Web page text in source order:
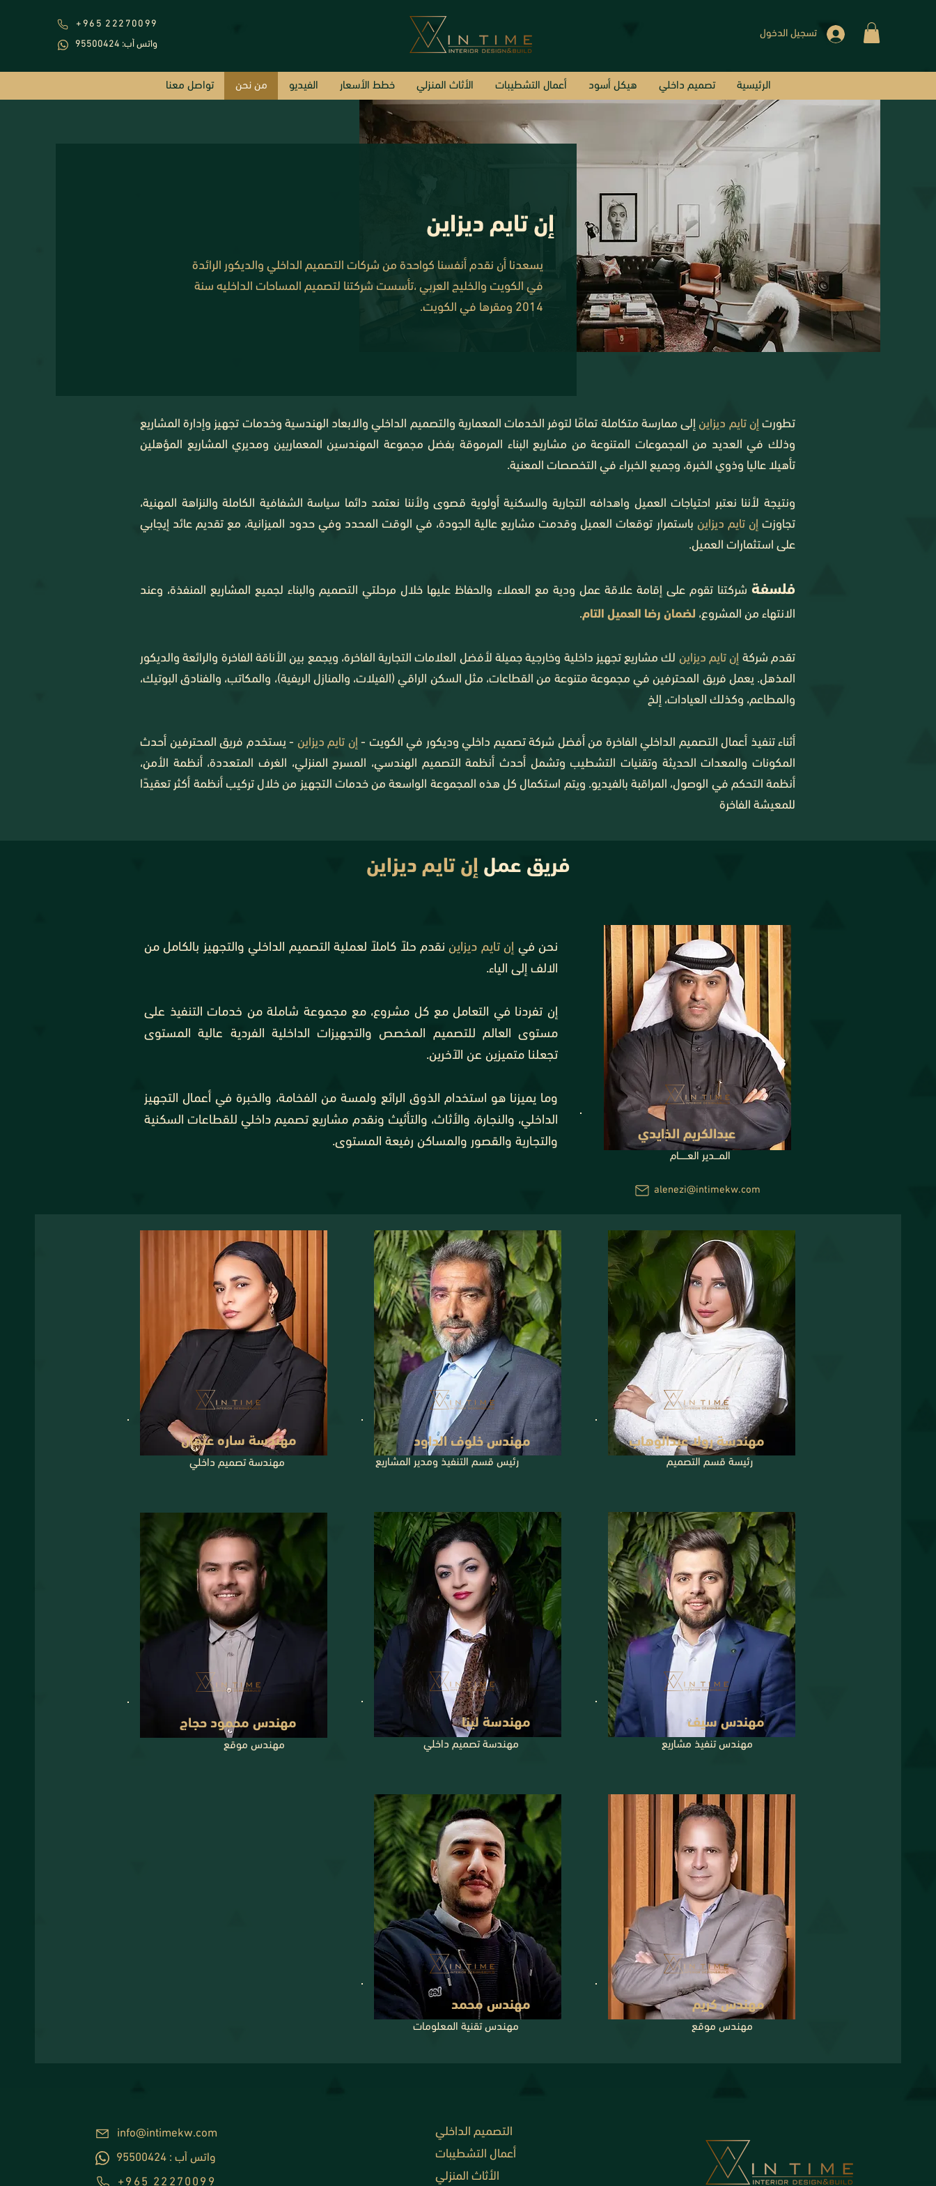
+965 22270099
95500424 :واتس أب
تسجيل الدخول
الرئيسية تصميم داخلي هيكل أسود أعمال التشطيبات الأثاث المنزلي خطط الأسعار الفيديو من نحن تواصل معنا
إن تايم ديزاين
يسعدنا أن نقدم أنفسنا كواحدة من شركات التصميم الداخلي والديكور الرائدة
في الكويت والخليج العربي ،تأسست شركتنا لتصميم المساحات الداخليه سنة
2014 ومقرها في الكويت.
تطورت إن تايم ديزاينإلى ممارسة متكاملة تمامًا لتوفر الخدمات المعمارية والتصميم الداخلي والابعاد الهندسية وخدمات تجهيز وإدارة المشاريع
وذلك في العديد من المجموعات المتنوعة من مشاريع البناء المرموقة بفضل مجموعة المهندسين المعماريين ومديري المشاريع المؤهلين
تأهيلا عاليا وذوي الخبرة، وجميع الخبراء في التخصصات المعنية.
ونتيجة لأننا نعتبر احتياجات العميل واهدافه التجارية والسكنية أولوية قصوى ولأننا نعتمد دائما سياسة الشفافية الكاملة والنزاهة المهنية،
تجاوزت إن تايم ديزاين باستمرار توقعات العميل وقدمت مشاريع عالية الجودة، في الوقت المحدد وفي حدود الميزانية، مع تقديم عائد إيجابي
على استثمارات العميل.
فلسفة شركتنا تقوم على إقامة علاقة عمل ودية مع العملاء والحفاظ عليها خلال مرحلتي التصميم والبناء لجميع المشاريع المنفذة، وعند
الانتهاء من المشروع، لضمان رضا العميل التام.
تقدم شركة إن تايم ديزاين لك مشاريع تجهيز داخلية وخارجية جميلة لأفضل العلامات التجارية الفاخرة، ويجمع بين الأناقة الفاخرة والرائعة والديكور
المذهل. يعمل فريق المحترفين في مجموعة متنوعة من القطاعات، مثل السكن الراقي (الفيلات، والمنازل الريفية)، والمكاتب، والفنادق البوتيك،
والمطاعم، وكذلك العيادات، إلخ
أثناء تنفيذ أعمال التصميم الداخلي الفاخرة من أفضل شركة تصميم داخلي وديكور في الكويت - إن تايم ديزاين - يستخدم فريق المحترفين أحدث
المكونات والمعدات الحديثة وتقنيات التشطيب وتشمل أحدث أنظمة التصميم الهندسي، المسرح المنزلي، الغرف المتعددة، أنظمة الأمن،
أنظمة التحكم في الوصول، المراقبة بالفيديو. ويتم استكمال كل هذه المجموعة الواسعة من خدمات التجهيز من خلال تركيب أنظمة أكثر تعقيدًا
للمعيشة الفاخرة
فريق عمل إن تايم ديزاين
نحن في إن تايم ديزايننقدم حلاً كاملاً لعملية التصميم الداخلي والتجهيز بالكامل من
الالف إلى الياء.
إن تفردنا في التعامل مع كل مشروع، مع مجموعة شاملة من خدمات التنفيذ على
مستوى العالم للتصميم المخصص والتجهيزات الداخلية الفردية عالية المستوى
تجعلنا متميزين عن الآخرين.
وما يميزنا هو استخدام الذوق الرائع ولمسة من الفخامة، والخبرة في أعمال التجهيز
الداخلي، والنجارة، والأثاث، والتأثيث ونقدم مشاريع تصميم داخلي للقطاعات السكنية
والتجارية والقصور والمساكن رفيعة المستوى.
عبدالكريم الذايدي
المـــدير العــــــام
alenezi@intimekw.com
مهندسة رولا عبدالوهاب
رئيسة قسم التصميم
مهندس سيف
مهندس تنفيذ مشاريع
مهندس كريم
مهندس موقع
مهندس خلوف الداود
رئيس قسم التنفيذ ومدير المشاريع
مهندسة لينا
مهندسة تصميم داخلي
مهندس محمد
مهندس تقنية المعلومات
مهندسة ساره عثمان
مهندسة تصميم داخلي
مهندس محمود حجاج
مهندس موقع
info@intimekw.com
95500424 : واتس أب
+965 22270099
التصميم الداخلي
أعمال التشطيبات
الأثاث المنزلي